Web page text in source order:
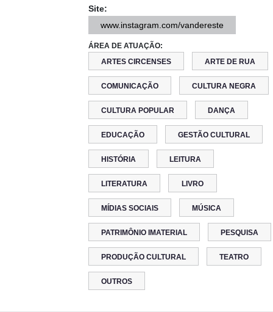
Site:
www.instagram.com/vandereste
ÁREA DE ATUAÇÃO:
ARTES CIRCENSES
ARTE DE RUA
COMUNICAÇÃO CULTURA NEGRA
CULTURA POPULAR DANÇA
EDUCAÇÃO GESTÃO CULTURAL
HISTÓRIA LEITURA
LITERATURA LIVRO
MÍDIAS SOCIAIS MÚSICA
PATRIMÔNIO IMATERIAL PESQUISA
PRODUÇÃO CULTURAL TEATRO
OUTROS